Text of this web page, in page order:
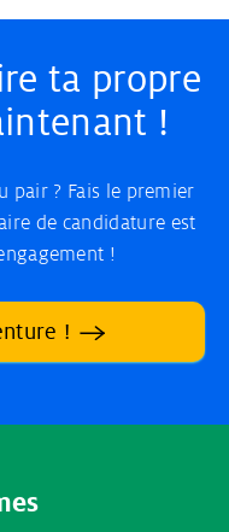
ta propre
!
pair ? Fais le premier
de candidature est
!
!